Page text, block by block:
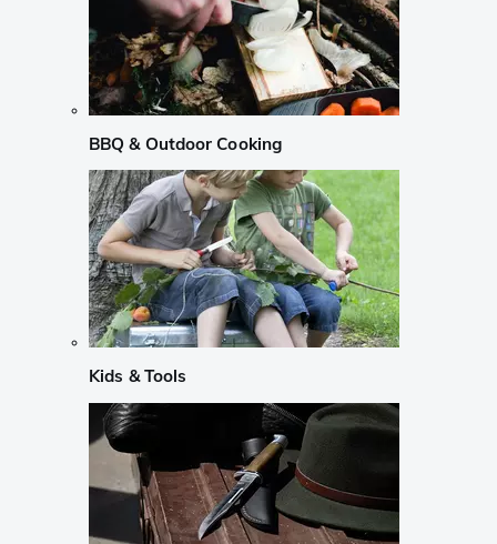
BBQ & Outdoor Cooking
Kids & Tools